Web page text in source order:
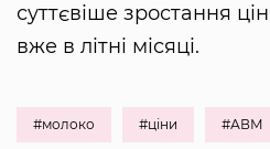
суттєвіше зростання
вже в літні місяці.
#молоко #ціни #АВМ